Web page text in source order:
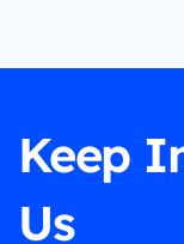
Keep
Us